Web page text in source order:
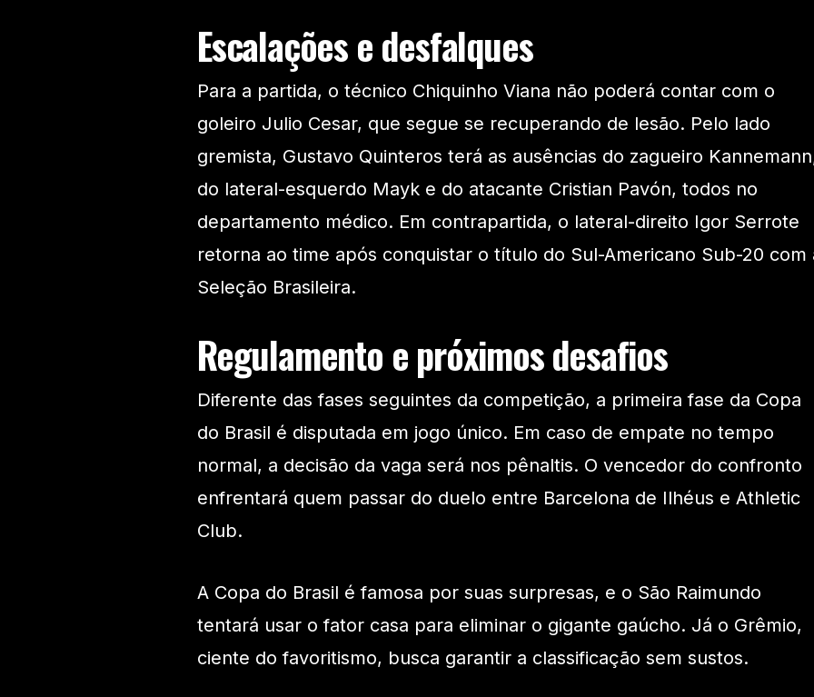
Escalações e desfalques
Para a partida, o técnico Chiquinho Viana não poderá contar com o
goleiro Julio Cesar, que segue se recuperando de lesão. Pelo lado
gremista, Gustavo Quinteros terá as ausências do zagueiro
do lateral-esquerdo Mayk e do atacante Cristian Pavón, todos no
departamento médico. Em contrapartida, o lateral-direito Igor Serrote
retorna ao time após conquistar o título do Sul-Americano Sub-20 com
Seleção Brasileira.
Regulamento e próximos desafios
Diferente das fases seguintes da competição, a primeira fase da Copa
do Brasil é disputada em jogo único. Em caso de empate no tempo
normal, a decisão da vaga será nos pênaltis. O vencedor do confronto
enfrentará quem passar do duelo entre Barcelona de Ilhéus e Athletic
Club.
A Copa do Brasil é famosa por suas surpresas, e o São Raimundo
tentará usar o fator casa para eliminar o gigante gaúcho. Já o Grêmio,
ciente do favoritismo, busca garantir a classificação sem sustos.